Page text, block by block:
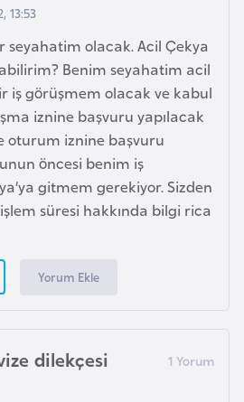
13:53
seyahatim olacak. Acil Çekya
Benim seyahatim acil
iş görüşmem olacak ve kabul
iznine başvuru yapılacak
oturum iznine başvuru
öncesi benim iş
gitmem gerekiyor. Sizden
süresi hakkında bilgi rica
Yorum Ekle
dilekçesi